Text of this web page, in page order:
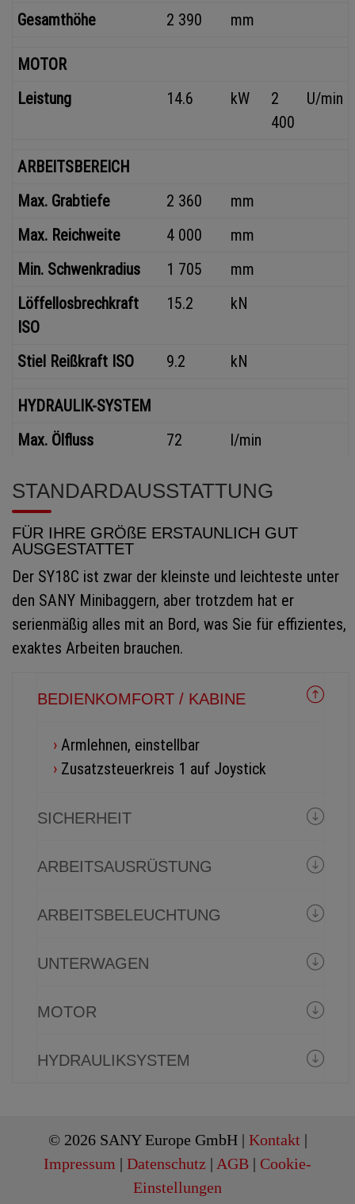
Gesamthöhe 2 390 mm
MOTOR
Leistung
14.6 kW
2
400
U/min
ARBEITSBEREICH
Max. Grabtiefe
2 360
mm
Max. Reichweite
4 000
mm
Min. Schwenkradius
1 705
mm
Löffellosbrechkraft
ISO
15.2 kN
Stiel Reißkraft ISO 9.2 kN
HYDRAULIK-SYSTEM
Max. Ölfluss
72 l/min
STANDARDAUSSTATTUNG
FÜR IHRE GRÖßE ERSTAUNLICH GUT
AUSGESTATTET
Der SY18C ist zwar der kleinste und leichteste unter
den SANY Minibaggern, aber trotzdem hat er
serienmäßig alles mit an Bord, was Sie für effizientes,
exaktes Arbeiten brauchen.
BEDIENKOMFORT / KABINE
› Armlehnen, einstellbar
› Zusatzsteuerkreis 1 auf Joystick
SICHERHEIT
ARBEITSAUSRÜSTUNG
ARBEITSBELEUCHTUNG
UNTERWAGEN
MOTOR
HYDRAULIKSYSTEM
© 2026 SANY Europe GmbH | Kontakt|
Impressum | Datenschutz | AGB | Cookie-
Einstellungen